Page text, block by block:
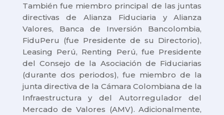
También fue miembro principal de las juntas
directivas de Alianza Fiduciaria y Alianza
Valores, Banca de Inversión Bancolombia,
FiduPeru (fue Presidente de su Directorio),
Leasing Perú, Renting Perú, fue Presidente
del Consejo de la Asociación de Fiduciarias
(durante dos periodos), fue miembro de la
junta directiva de la Cámara Colombiana de la
Infraestructura y del Autorregulador del
Mercado de Valores (AMV). Adicionalmente,